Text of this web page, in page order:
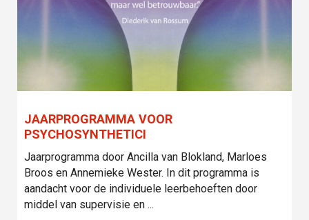
JAARPROGRAMMA VOOR
PSYCHOSYNTHETICI
Jaarprogramma door Ancilla van Blokland, Marloes
Broos en Annemieke Wester. In dit programma is
aandacht voor de individuele leerbehoeften door
middel van supervisie en ...